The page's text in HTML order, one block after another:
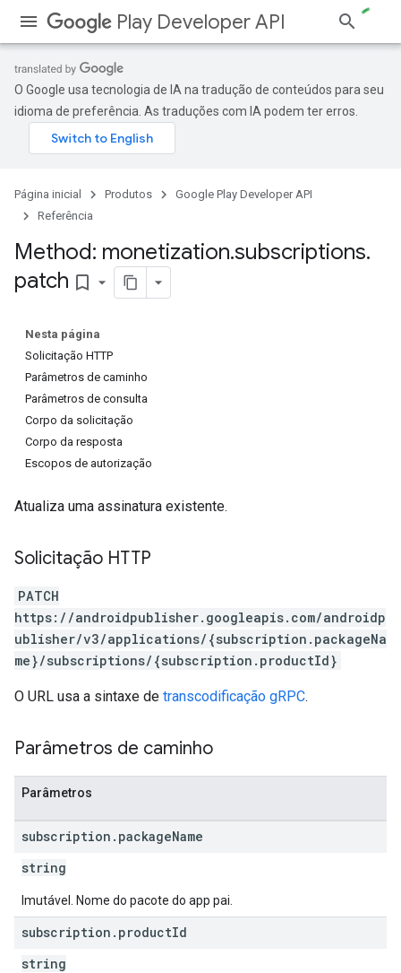
Play Developer API
O Google usa tecnologia de IA na tradução de conteúdos para seu
idioma de preferência. As traduções com IA podem ter erros.
Página inicial Produtos
Google Play Developer API
Referência
Method: monetization.subscriptions.
patch bookmark_border
Nesta página
Solicitação HTTP
Parâmetros de caminho
Parâmetros de consulta
Corpo da solicitação
Corpo da resposta
Escopos de autorização
Atualiza uma assinatura existente.
Solicitação HTTP
PATCH
https://androidpublisher.googleapis.com/androidp
ublisher/v3/applications/{subscription.packageNa
me}/subscriptions/{subscription.productId}
O URL usa a sintaxe de transcodificação gRPC.
Parâmetros de caminho
Parâmetros
subscription . packageName
string
Imutável. Nome do pacote do app pai.
subscription . productId
string